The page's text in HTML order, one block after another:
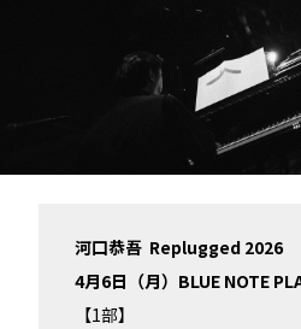
河口恭吾 Replugged 2026
4月6日（月）BLUE NOTE
【1部】